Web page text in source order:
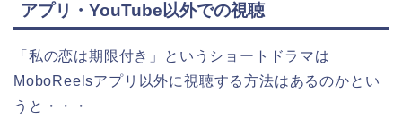
アプリ・YouTube以外での視聴
「私の恋は期限付き」
というショートドラマは
MoboReelsアプリ以外に視聴する方法はあるのかとい
うと・・・